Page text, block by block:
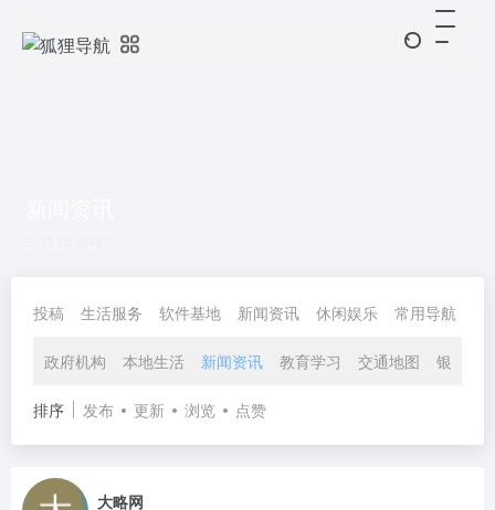
投稿 生活服务 软件基地 新闻资讯 休闲娱乐 常用导航
政府机构 本地生活 新闻资讯 教育学习 交通地图 银行官
排序 发布 更新 浏览 点赞
大略网